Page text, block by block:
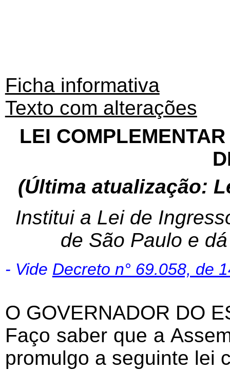
Ficha informativa
Texto com alterações
LEI
(Última atualização:
Institui a Lei de
de São Paulo e
- Vide Decreto n° 69.058, de
O GOVERNADOR DO
Faço saber que a
promulgo a seguinte lei